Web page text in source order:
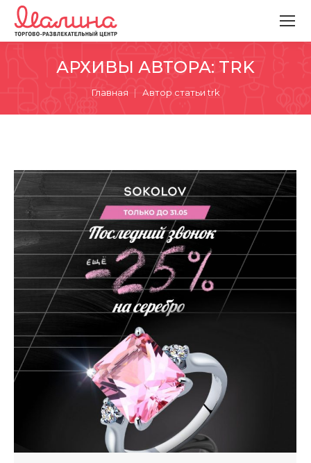
АРХИВЫ АВТОРА: TRK
Вы здесь:
Главная Автор статьи trk